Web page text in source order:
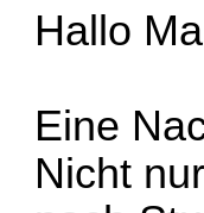
Hallo
Eine
Nicht